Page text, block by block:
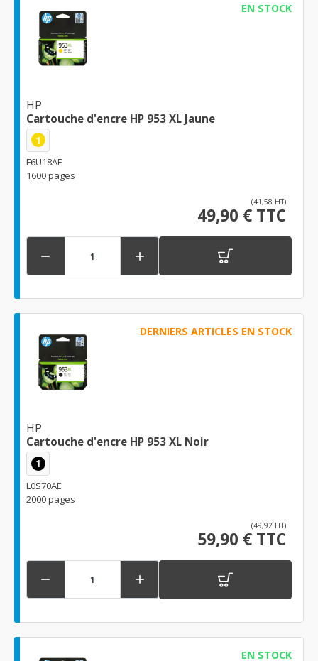
EN STOCK
HP
Cartouche d'encre HP 953 XL Jaune
1
F6U18AE
1600 pages
(41,58 HT)
49,90 € TTC
 
DERNIERS ARTICLES EN STOCK
HP
Cartouche d'encre HP 953 XL Noir
1
L0S70AE
2000 pages
(49,92 HT)
59,90 € TTC
 
EN STOCK